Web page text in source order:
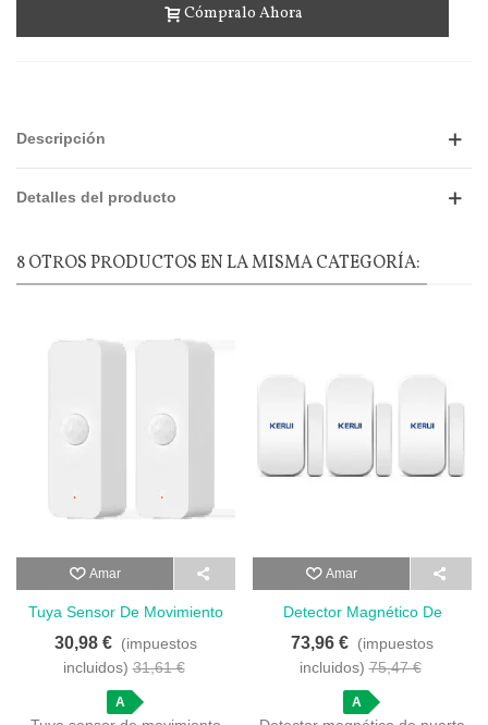
Cómpralo Ahora
Descripción
Detalles del producto
8 OTROS PRODUCTOS EN LA MISMA CATEGORÍA:
Amar
Tuya Sensor De Movimiento
Inteligente Wifi Pir Para
Hogar - Pack De 2 Sensores
De Movimiento Inteligentes
WiFi
30,98 € (impuestos
incluidos) 31,61 €
A
Amar
Detector Magnético De
Puerta Inalámbrico Kerui -
Pack De 3 Unidades
73,96 € (impuestos
incluidos) 75,47 €
A